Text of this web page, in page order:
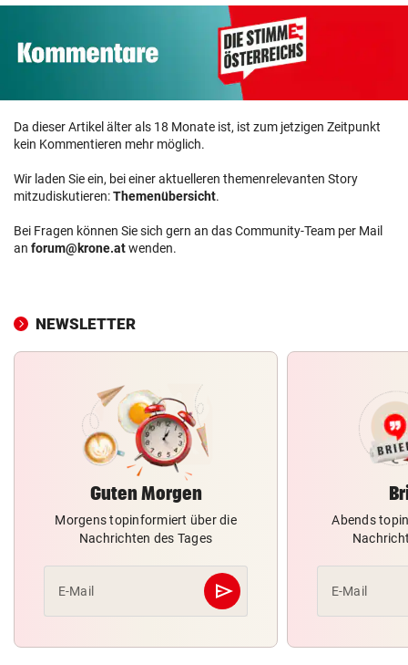
Da dieser Artikel älter als 18 Monate ist, ist zum jetzigen Zeitpunkt
kein Kommentieren mehr möglich.
Wir laden Sie ein, bei einer aktuelleren themenrelevanten Story
mitzudiskutieren:Themenübersicht.
Bei Fragen können Sie sich gern an das Community-Team per Mail
an forum@krone.atwenden.
NEWSLETTER
Guten Morgen
Morgens topinformiert über die
Nachrichten des Tages
E-Mail send
Abschicken
Abends
E-Mail